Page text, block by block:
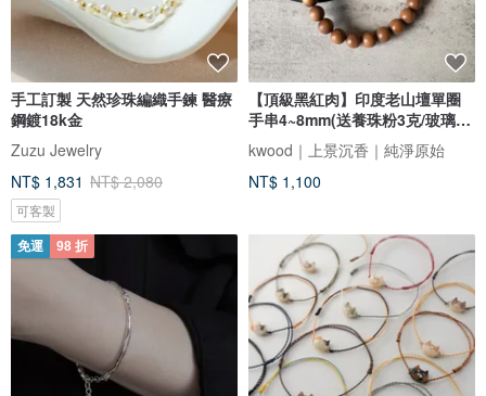
手工訂製 天然珍珠編織手鍊 醫療
鋼鍍18k金
Zuzu Jewelry
NT$ 1,831 NT$ 2,080
可客製
【頂級黑紅肉】印度老山壇單圈
手串4~8mm(送養珠粉3克/玻璃罐/
邁)
kwood｜上景沉香｜純淨原始
NT$ 1,100
免運 98 折